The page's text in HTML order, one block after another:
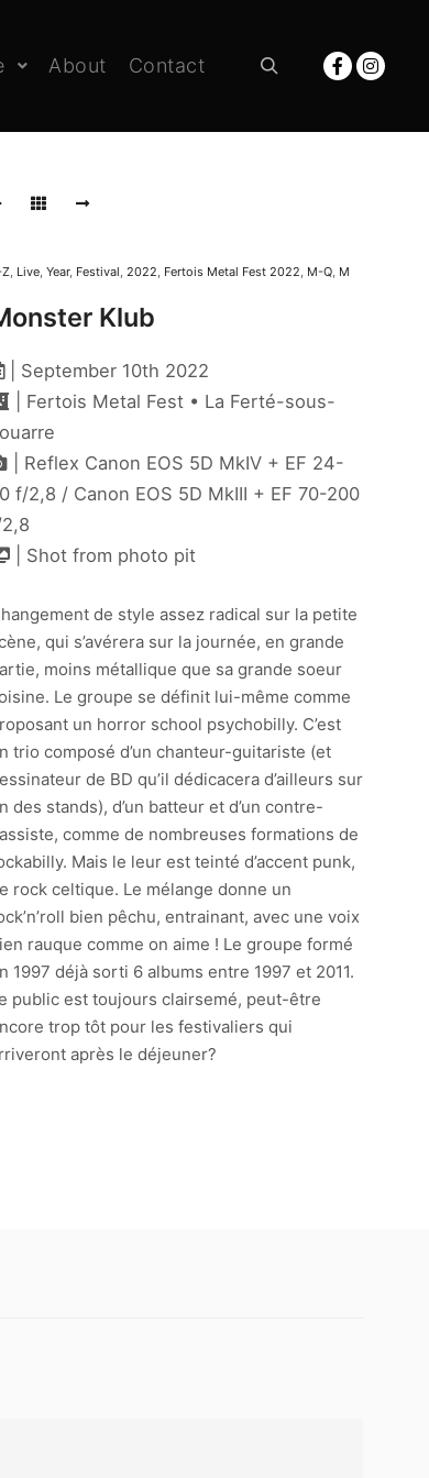
About Contact
, Live, Year, Festival, 2022, Fertois Metal Fest 2022, M-Q, M
Klub
| September 10th 2022
| Fertois Metal Fest • La Ferté-sous-
| Reflex Canon EOS 5D MkIV + EF 24-
f/2,8 / Canon EOS 5D MkIII + EF 70-200
| Shot from photo pit
de style assez radical sur la petite
qui s’avérera sur la journée, en grande
moins métallique que sa grande soeur
Le groupe se définit lui-même comme
un horror school psychobilly. C’est
trio composé d’un chanteur-guitariste (et
de BD qu’il dédicacera d’ailleurs sur
des stands), d’un batteur et d’un contre-
comme de nombreuses formations de
Mais le leur est teinté d’accent punk,
rock celtique. Le mélange donne un
bien pêchu, entrainant, avec une voix
rauque comme on aime ! Le groupe formé
1997 déjà sorti 6 albums entre 1997 et 2011.
public est toujours clairsemé, peut-être
trop tôt pour les festivaliers qui
après le déjeuner?